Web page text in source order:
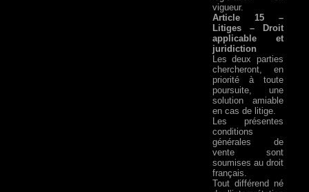
vigueur.
Article 15 –
Litiges – Droit
applicable et
juridiction
Les deux parties
chercheront, en
priorité à toute
poursuite, une
solution amiable
en cas de litige.
Les présentes
conditions
générales de
vente sont
soumises au droit
français.
Tout différend né